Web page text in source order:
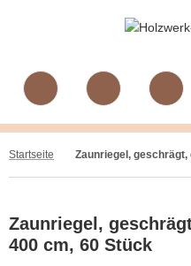
Startseite
Zaunriegel,
400 cm, 60 Stück